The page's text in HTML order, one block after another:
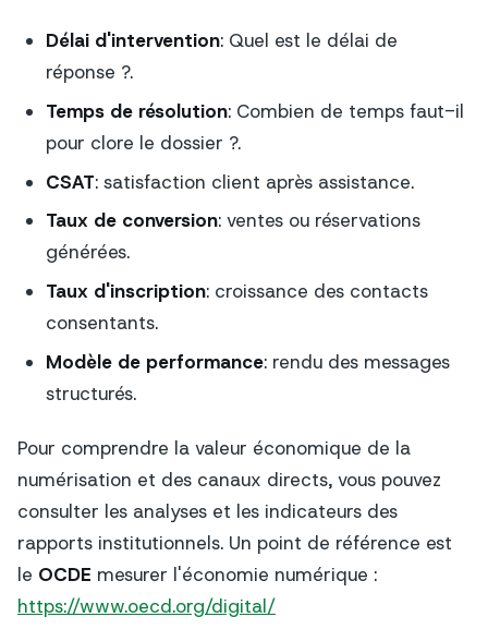
Délai d'intervention: Quel est le délai de
réponse ?.
Temps de résolution: Combien de temps faut-il
pour clore le dossier ?.
CSAT: satisfaction client après assistance.
Taux de conversion: ventes ou réservations
générées.
Taux d'inscription: croissance des contacts
consentants.
Modèle de performance: rendu des messages
structurés.
Pour comprendre la valeur économique de la
numérisation et des canaux directs, vous pouvez
consulter les analyses et les indicateurs des
rapports institutionnels. Un point de référence est
le OCDE mesurer l'économie numérique :
https://www.oecd.org/digital/